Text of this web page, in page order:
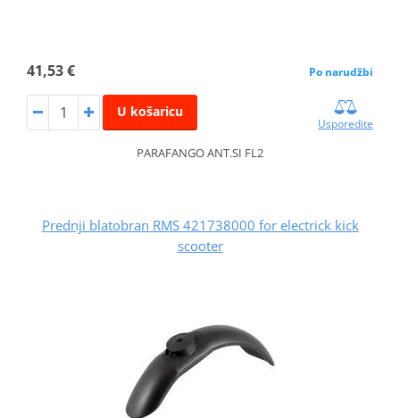
41,53 € Po narudžbi
U košaricu
Usporedite
PARAFANGO ANT.SI FL2
Prednji blatobran RMS 421738000 for electrick kick
scooter